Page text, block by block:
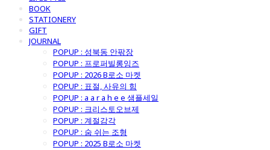
BOOK
STATIONERY
GIFT
JOURNAL
POPUP : 성북동 안팎장
POPUP : 프로퍼빌롱잉즈
POPUP : 2026 B로소 마켓
POPUP : 표절, 사유의 힘
POPUP : a a r a h e e 샘플세일
POPUP : 크리스토오브제
POPUP : 계절감각
POPUP : 숨 쉬는 조형
POPUP : 2025 B로소 마켓